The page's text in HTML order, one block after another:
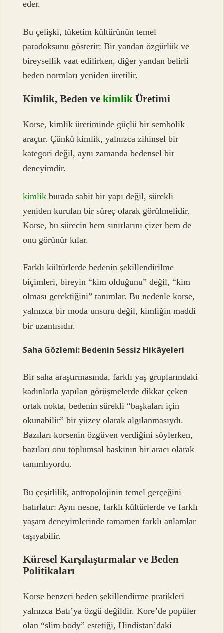
eder.
Bu çelişki, tüketim kültürünün temel
paradoksunu gösterir: Bir yandan özgürlük ve
bireysellik vaat edilirken, diğer yandan belirli
beden normları yeniden üretilir.
Kimlik, Beden vekimlik Üretimi
Korse, kimlik üretiminde güçlü bir sembolik
araçtır. Çünkü kimlik, yalnızca zihinsel bir
kategori değil, aynı zamanda bedensel bir
deneyimdir.
kimlik burada sabit bir yapı değil, sürekli
yeniden kurulan bir süreç olarak görülmelidir.
Korse, bu sürecin hem sınırlarını çizer hem de
onu görünür kılar.
Farklı kültürlerde bedenin şekillendirilme
biçimleri, bireyin “kim olduğunu” değil, “kim
olması gerektiğini” tanımlar. Bu nedenle korse,
yalnızca bir moda unsuru değil, kimliğin maddi
bir uzantısıdır.
Saha Gözlemi: Bedenin Sessiz Hikâyeleri
Bir saha araştırmasında, farklı yaş gruplarındaki
kadınlarla yapılan görüşmelerde dikkat çeken
ortak nokta, bedenin sürekli “başkaları için
okunabilir” bir yüzey olarak algılanmasıydı.
Bazıları korsenin özgüven verdiğini söylerken,
bazıları onu toplumsal baskının bir aracı olarak
tanımlıyordu.
Bu çeşitlilik, antropolojinin temel gerçeğini
hatırlatır: Aynı nesne, farklı kültürlerde ve farklı
yaşam deneyimlerinde tamamen farklı anlamlar
taşıyabilir.
Küresel Karşılaştırmalar ve Beden
Politikaları
Korse benzeri beden şekillendirme pratikleri
yalnızca Batı’ya özgü değildir. Kore’de popüler
olan “slim body” estetiği, Hindistan’daki